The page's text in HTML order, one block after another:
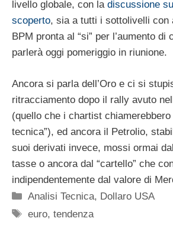
livello globale, con la discussione
scoperto, sia a tutti i sottolivelli con
BPM pronta al “si” per l’aumento
parlerà oggi pomeriggio in riunione.
Ancora si parla dell’Oro e ci si
ritracciamento dopo il rally avuto
(quello che i chartist chiamerebbero
tecnica”), ed ancora il Petrolio,
suoi derivati invece, mossi ormai
tasse o ancora dal “cartello” che
indipendentemente dal valore di
Categorie
Analisi Tecnica, Dollaro USA
Tag
euro,tendenza